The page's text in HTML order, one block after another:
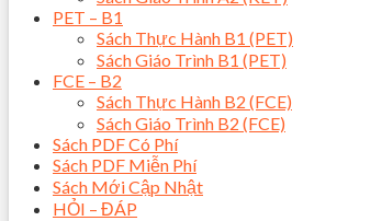
PET – B1
Sách Thực Hành B1 (PET)
Sách Giáo Trình B1 (PET)
FCE – B2
Sách Thực Hành B2 (FCE)
Sách Giáo Trình B2 (FCE)
Sách PDF Có Phí
Sách PDF Miễn Phí
Sách Mới Cập Nhật
HỎI – ĐÁP